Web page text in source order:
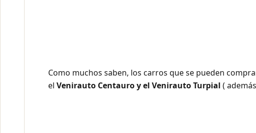
Como muchos saben, los carros que se pueden
el Venirauto Centauro y el Venirauto Turpial (